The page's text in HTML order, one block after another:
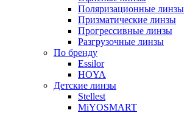
Поляризационные линзы
Призматические линзы
Прогрессивные линзы
Разгрузочные линзы
По бренду
Essilor
HOYA
Детские линзы
Stellest
MiYOSMART